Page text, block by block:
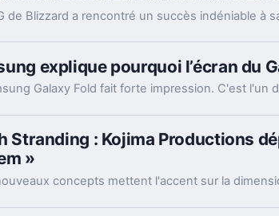
explique pourquoi l’écran du
Stranding : Kojima Productions
»